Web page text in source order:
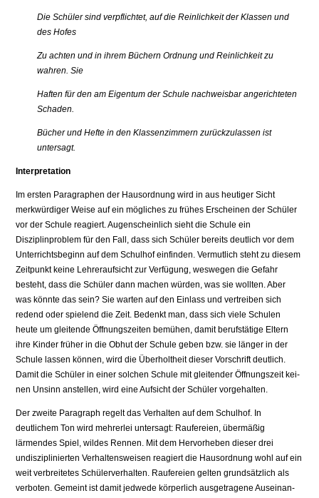
Die Schüler sind verpflichtet, auf die Reinlichkeit der Klassen und
des Hofes
Zu achten und in ihrem Büchern Ordnung und Reinlichkeit zu
wahren. Sie
Haften für den am Eigentum der Schule nachweisbar angerichteten
Schaden.
Bücher und Hefte in den Klassenzimmern zurückzulassen ist
untersagt.
Interpretation
Im ersten Paragraphen der Hausordnung wird in aus heutiger Sicht
merkwürdiger Weise auf ein mögliches zu frühes Erscheinen der Schüler
vor der Schule reagiert. Augenscheinlich sieht die Schule ein
Disziplinproblem für den Fall, dass sich Schüler bereits deutlich vor dem
Unterrichtsbeginn auf dem Schulhof einfinden. Ver­mutlich steht zu diesem
Zeitpunkt keine Lehreraufsicht zur Verfügung, weswegen die Gefahr
besteht, dass die Schüler dann machen würden, was sie wollten. Aber
was könnte das sein? Sie warten auf den Einlass und vertreiben sich
redend oder spielend die Zeit. Bedenkt man, dass sich viele Schulen
heute um gleitende Öffnungszeiten bemühen, damit berufstätige Eltern
ihre Kinder früher in die Obhut der Schule geben bzw. sie länger in der
Schule lassen können, wird die Überholtheit dieser Vorschrift deutlich.
Damit die Schüler in einer solchen Schule mit gleitender Öffnungszeit kei­
nen Unsinn anstellen, wird eine Aufsicht der Schüler vorgehalten.
Der zweite Paragraph regelt das Verhalten auf dem Schulhof. In
deutlichem Ton wird mehrerlei untersagt: Raufereien, übermäßig
lärmendes Spiel, wildes Rennen. Mit dem Hervorheben dieser drei
undisziplinierten Verhaltensweisen reagiert die Haus­ordnung wohl auf ein
weit verbreitetes Schülerverhalten. Raufereien gelten grund­sätzlich als
verboten. Gemeint ist damit jedwede körperlich ausgetragene Auseinan­